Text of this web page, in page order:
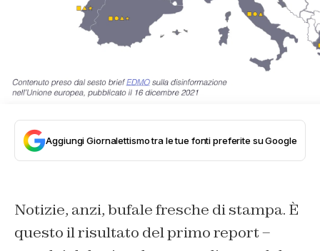
Aggiungi Giornalettismo tra le tue fonti preferite su Google
Notizie, anzi, bufale fresche di stampa. È
questo il risultato del primo report –